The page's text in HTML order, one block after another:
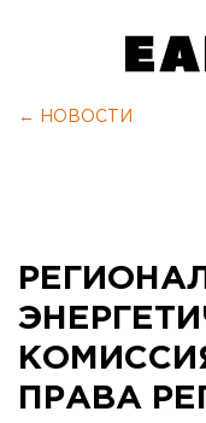
← НОВОСТИ
ПРАВА